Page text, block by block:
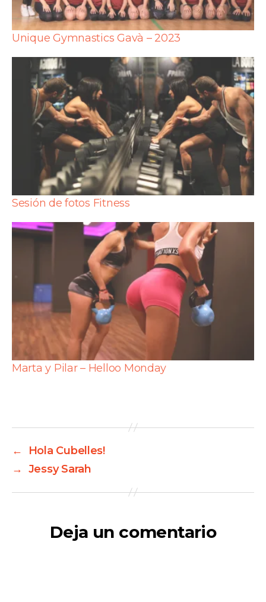
Unique Gymnastics Gavà – 2023
Sesión de fotos Fitness
Marta y Pilar – Helloo Monday
←
Hola Cubelles!
→ Jessy Sarah
Deja un comentario